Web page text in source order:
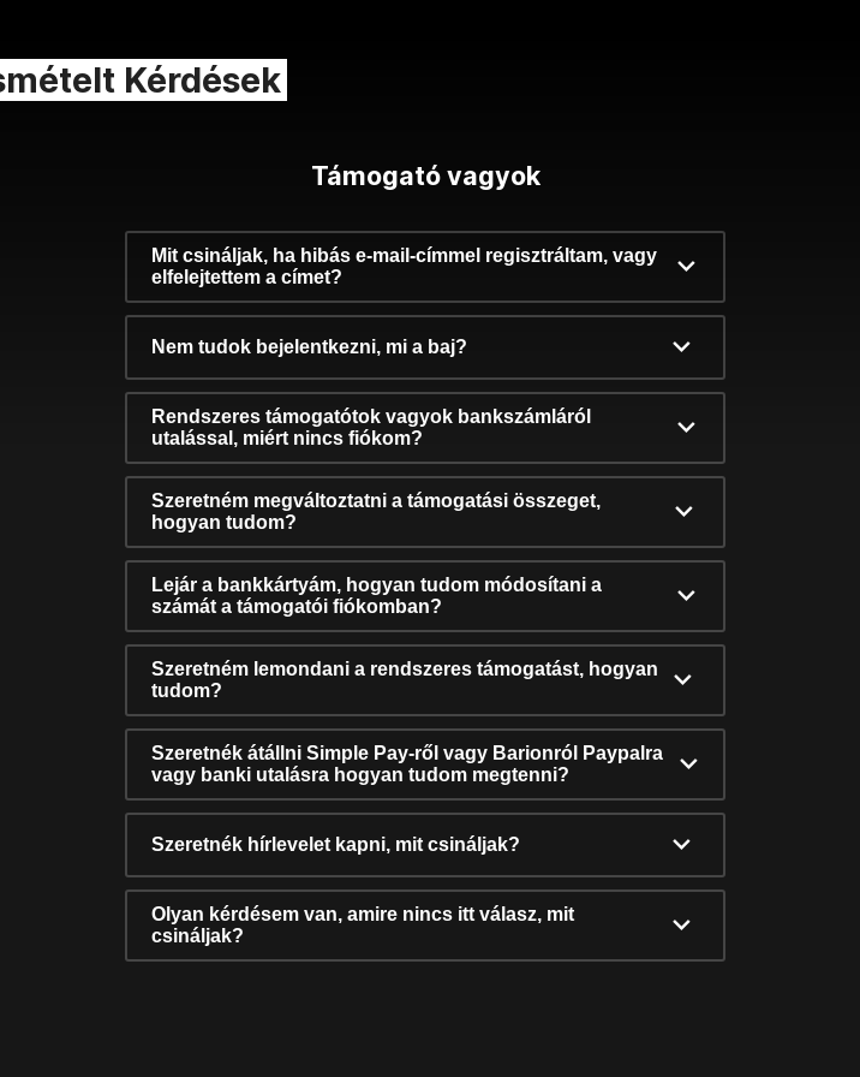
Kérdések
Támogató vagyok
Mit csináljak, ha hibás e-mail-címmel regisztráltam, vagy
elfelejtettem a címet?
Nem tudok bejelentkezni, mi a baj?
Rendszeres támogatótok vagyok bankszámláról
utalással, miért nincs fiókom?
Szeretném megváltoztatni a támogatási összeget,
hogyan tudom?
Lejár a bankkártyám, hogyan tudom módosítani a
számát a támogatói fiókomban?
Szeretném lemondani a rendszeres támogatást, hogyan
tudom?
Szeretnék átállni Simple Pay-ről vagy Barionról Paypalra
vagy banki utalásra hogyan tudom megtenni?
Szeretnék hírlevelet kapni, mit csináljak?
Olyan kérdésem van, amire nincs itt válasz, mit
csináljak?